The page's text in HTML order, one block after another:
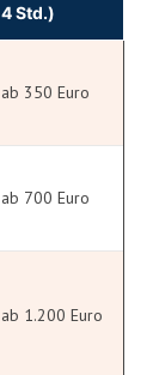
4 Std.)
ab 350 Euro
ab 700 Euro
ab 1.200 Euro